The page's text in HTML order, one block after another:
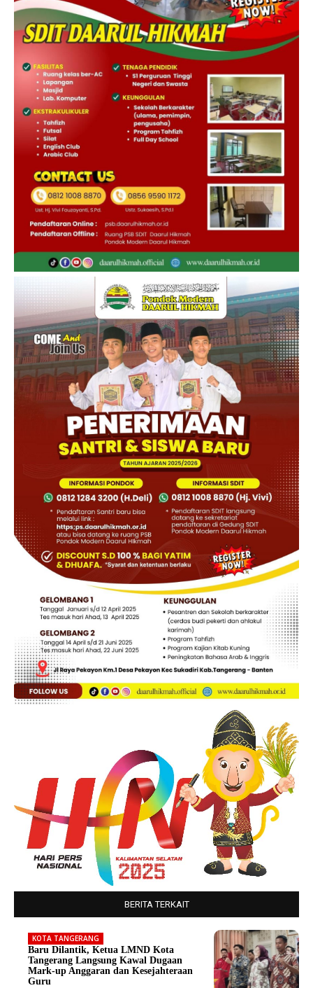
BERITA TERKAIT
KOTA TANGERANG
Baru Dilantik, Ketua LMND Kota
Tangerang Langsung Kawal Dugaan
Mark-up Anggaran dan Kesejahteraan
Guru